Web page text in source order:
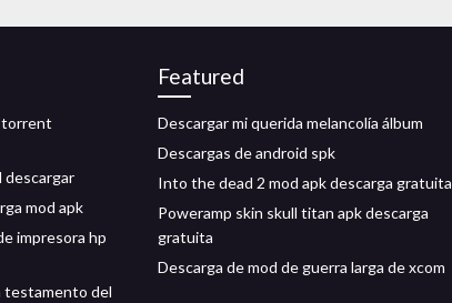
torrent
descargar
mod apk
impresora hp
testamento del
Featured
Descargar mi querida melancolía álbum
Descargas de android spk
Into the dead 2 mod apk descarga gratuita
Poweramp skin skull titan apk descarga
gratuita
Descarga de mod de guerra larga de xcom